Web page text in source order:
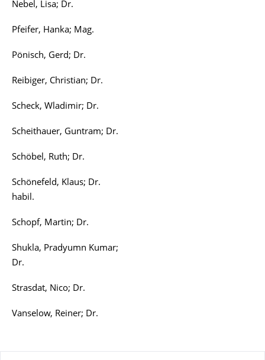
Nebel, Lisa; Dr.
Pfeifer, Hanka; Mag.
Pönisch, Gerd; Dr.
Reibiger, Christian; Dr.
Scheck, Wladimir; Dr.
Scheithauer, Guntram; Dr.
Schöbel, Ruth; Dr.
Schönefeld, Klaus; Dr.
habil.
Schopf, Martin; Dr.
Shukla, Pradyumn Kumar;
Dr.
Strasdat, Nico; Dr.
Vanselow, Reiner; Dr.